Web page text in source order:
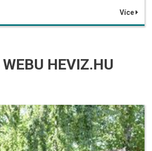
Více
HEVIZ.HU